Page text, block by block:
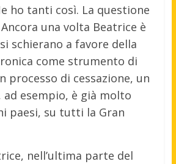
ho tanti così. La questione
una volta Beatrice è
schierano a favore della
come strumento di
processo di cessazione, un
ad esempio, è già molto
paesi, su tutti la Gran
nell’ultima parte del